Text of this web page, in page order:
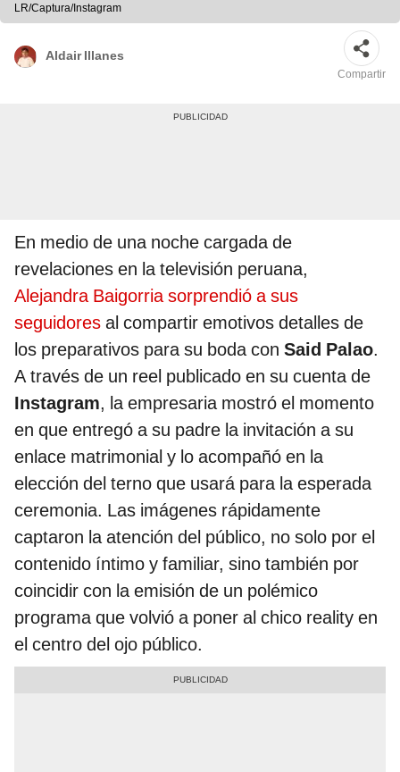
LR/Captura/Instagram
Aldair Illanes
Compartir
En medio de una noche cargada de
revelaciones en la televisión peruana,
Alejandra Baigorria sorprendió a sus
seguidores al compartir emotivos detalles de
los preparativos para su boda con Said Palao.
A través de un reel publicado en su cuenta de
Instagram, la empresaria mostró el momento
en que entregó a su padre la invitación a su
enlace matrimonial y lo acompañó en la
elección del terno que usará para la esperada
ceremonia. Las imágenes rápidamente
captaron la atención del público, no solo por el
contenido íntimo y familiar, sino también por
coincidir con la emisión de un polémico
programa que volvió a poner al chico reality en
el centro del ojo público.